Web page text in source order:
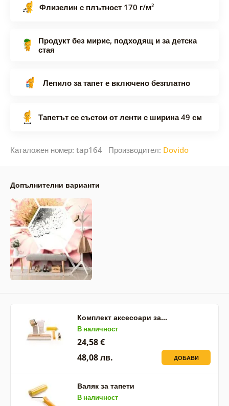
Флизелин с плътност 170 г/м²
Продукт без мирис, подходящ и за детска
стая
Лепило за тапет е включено безплатно
Тапетът се състои от ленти с ширина 49 см
Каталожен номер: tap164 Производител: Dovido
Допълнителни варианти
Комплект аксесоари за…
В наличност
24,58 €
48,08 лв.
ДОБАВИ
Валяк за тапети
В наличност